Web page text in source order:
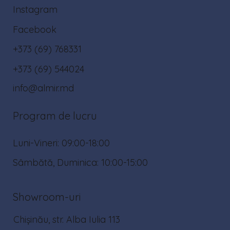
Instagram
Facebook
+373 (69) 768331
+373 (69) 544024
info@almir.md
Program de lucru
Luni-Vineri: 09:00-18:00
Sâmbătă, Duminica: 10:00-15:00
Showroom-uri
Chișinău, str. Alba Iulia 113